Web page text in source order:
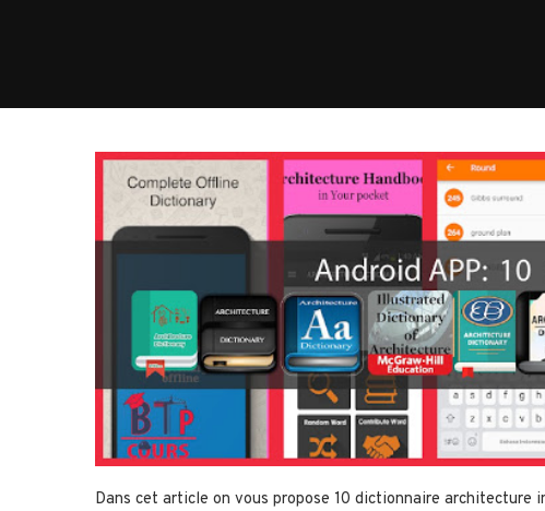
Dans cet article on vous propose 10 dictionnaire architecture